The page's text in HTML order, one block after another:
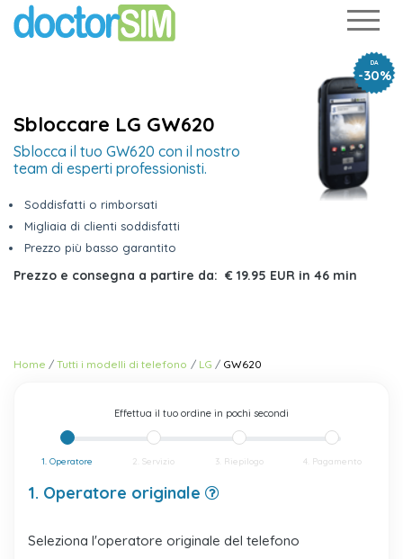
DA
-30%
Sbloccare LG GW620
Sblocca il tuo GW620 con il nostro
team di esperti professionisti.
Soddisfatti o rimborsati
Migliaia di clienti soddisfatti
Prezzo più basso garantito
Prezzo e consegna a partire da: € 19.95 EUR in 46 min
Home Tutti i modelli di telefono LG GW620
Effettua il tuo ordine in pochi secondi
1. Operatore 2. Servizio 3. Riepilogo 4. Pagamento
1. Operatore originale
Seleziona l'operatore originale del telefono